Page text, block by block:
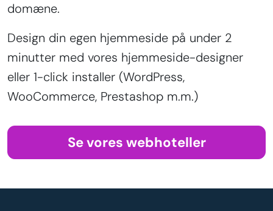
domæne.
Design din egen hjemmeside på under 2
minutter med vores hjemmeside-designer
eller 1-click installer (WordPress,
WooCommerce, Prestashop m.m.)
Se vores webhoteller